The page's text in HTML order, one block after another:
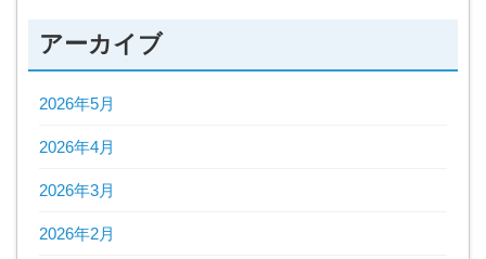
アーカイブ
2026年5月
2026年4月
2026年3月
2026年2月